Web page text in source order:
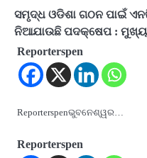
ସମୃଦ୍ଧ ଓଡିଶା ଗଠନ ପାଇଁ
ନିଆଯାଉଛି ପଦକ୍ଷେପ :
Reporterspen
Reporterspenଭୁବନେଶ୍ୱର…
Reporterspen